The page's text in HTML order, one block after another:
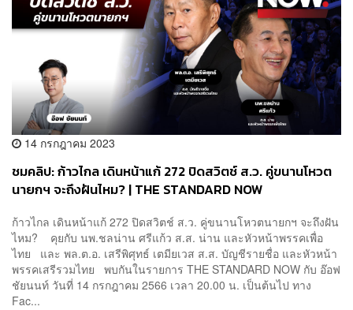
14 กรกฎาคม 2023
ชมคลิป: ก้าวไกล เดินหน้าแก้ 272 ปิดสวิตช์ ส.ว. คู่ขนานโหวต
นายกฯ จะถึงฝันไหม? | THE STANDARD NOW
ก้าวไกล เดินหน้าแก้ 272 ปิดสวิตช์ ส.ว. คู่ขนานโหวตนายกฯ จะถึงฝัน
ไหม? คุยกับ นพ.ชลน่าน ศรีแก้ว ส.ส. น่าน และหัวหน้าพรรคเพื่อ
ไทย และ พล.ต.อ. เสรีพิศุทธ์ เตมียเวส ส.ส. บัญชีรายชื่อ และหัวหน้า
พรรคเสรีรวมไทย พบกันในรายการ THE STANDARD NOW กับ อ๊อฟ
ชัยนนท์ วันที่ 14 กรกฎาคม 2566 เวลา 20.00 น. เป็นต้นไป ทาง
Fac...